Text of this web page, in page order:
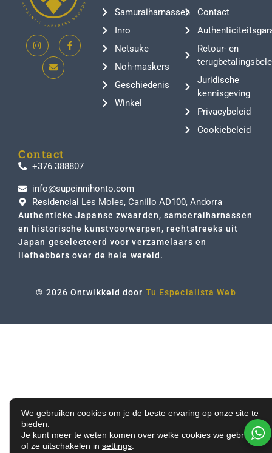
Samuraiharnassen
Inro
Netsuke
Noh-maskers
Geschiedenis
Winkel
Contact
Retour- en
Juridische
kennisgeving
Privacybeleid
Cookiebeleid
Contact
+376 388807
info@supeinnihonto.com
Residencial Les Moles, Canillo AD100, Andorra
Authentieke Japanse zwaarden, samoeraiharnassen
en historische kunstvoorwerpen, rechtstreeks uit
Japan geselecteerd voor verzamelaars en
liefhebbers over de hele wereld.
© 2026 Ontwikkeld door Tu Especialista Web
We gebruiken cookies om je de beste ervaring op onze site te
bieden.
Je kunt meer te weten komen over welke cookies we gebruiken
of ze uitschakelen in settings